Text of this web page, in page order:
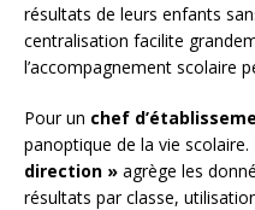
résultats de leurs enfants
centralisation facilite
l’accompagnement scolaire
Pour un chef
panoptique de la vie
direction » agrège les
résultats par classe,